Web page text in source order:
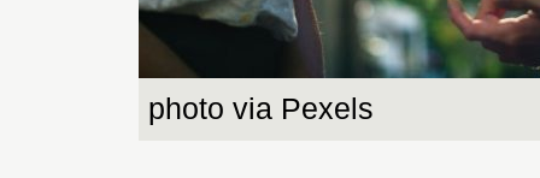
photo via Pexels